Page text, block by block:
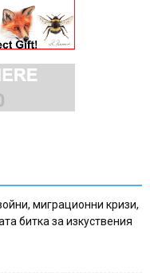
миграционни кризи,
битка за изкуствения